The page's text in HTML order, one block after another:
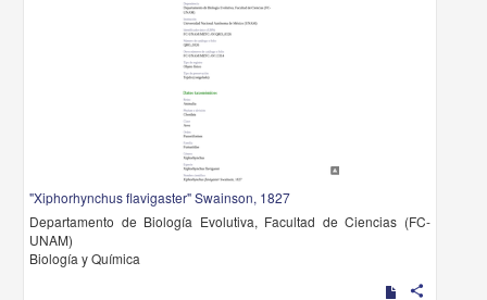
"Xiphorhynchus flavigaster" Swainson, 1827
Departamento de Biología Evolutiva, Facultad de Ciencias (FC-
UNAM)
Biología y Química
share